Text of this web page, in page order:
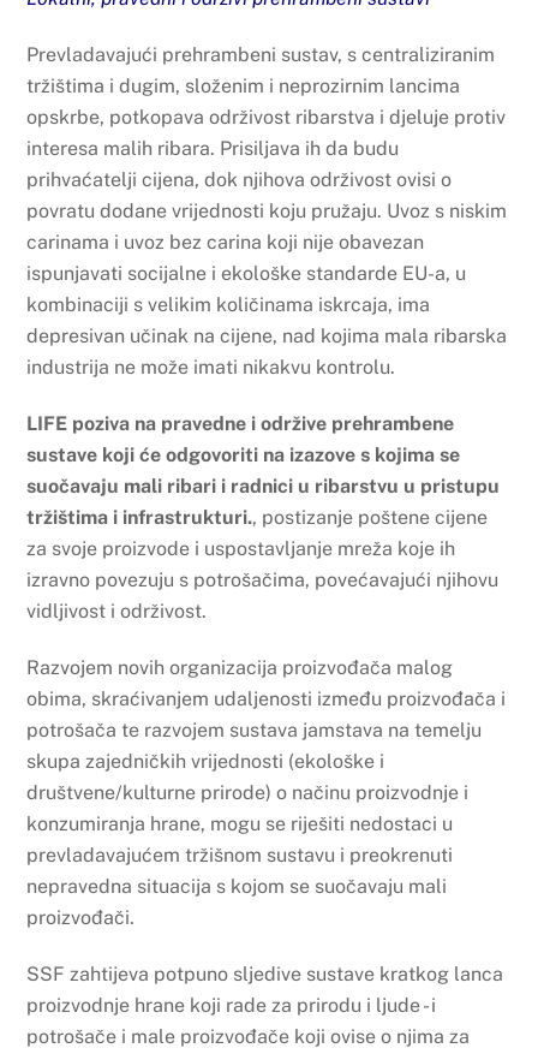
Prevladavajući prehrambeni sustav, s centraliziranim
tržištima i dugim, složenim i neprozirnim lancima
opskrbe, potkopava održivost ribarstva i djeluje protiv
interesa malih ribara. Prisiljava ih da budu
prihvaćatelji cijena, dok njihova održivost ovisi o
povratu dodane vrijednosti koju pružaju. Uvoz s niskim
carinama i uvoz bez carina koji nije obavezan
ispunjavati socijalne i ekološke standarde EU-a, u
kombinaciji s velikim količinama iskrcaja, ima
depresivan učinak na cijene, nad kojima mala ribarska
industrija ne može imati nikakvu kontrolu.
LIFE poziva na pravedne i održive prehrambene
sustave koji će odgovoriti na izazove s kojima se
suočavaju mali ribari i radnici u ribarstvu u pristupu
tržištima i infrastrukturi., postizanje poštene cijene
za svoje proizvode i uspostavljanje mreža koje ih
izravno povezuju s potrošačima, povećavajući njihovu
vidljivost i održivost.
Razvojem novih organizacija proizvođača malog
obima, skraćivanjem udaljenosti između proizvođača i
potrošača te razvojem sustava jamstava na temelju
skupa zajedničkih vrijednosti (ekološke i
društvene/kulturne prirode) o načinu proizvodnje i
konzumiranja hrane, mogu se riješiti nedostaci u
prevladavajućem tržišnom sustavu i preokrenuti
nepravedna situacija s kojom se suočavaju mali
proizvođači.
SSF zahtijeva potpuno sljedive sustave kratkog lanca
proizvodnje hrane koji rade za prirodu i ljude - i
potrošače i male proizvođače koji ovise o njima za